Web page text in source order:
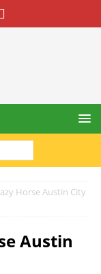
Horse Austin City
Austin